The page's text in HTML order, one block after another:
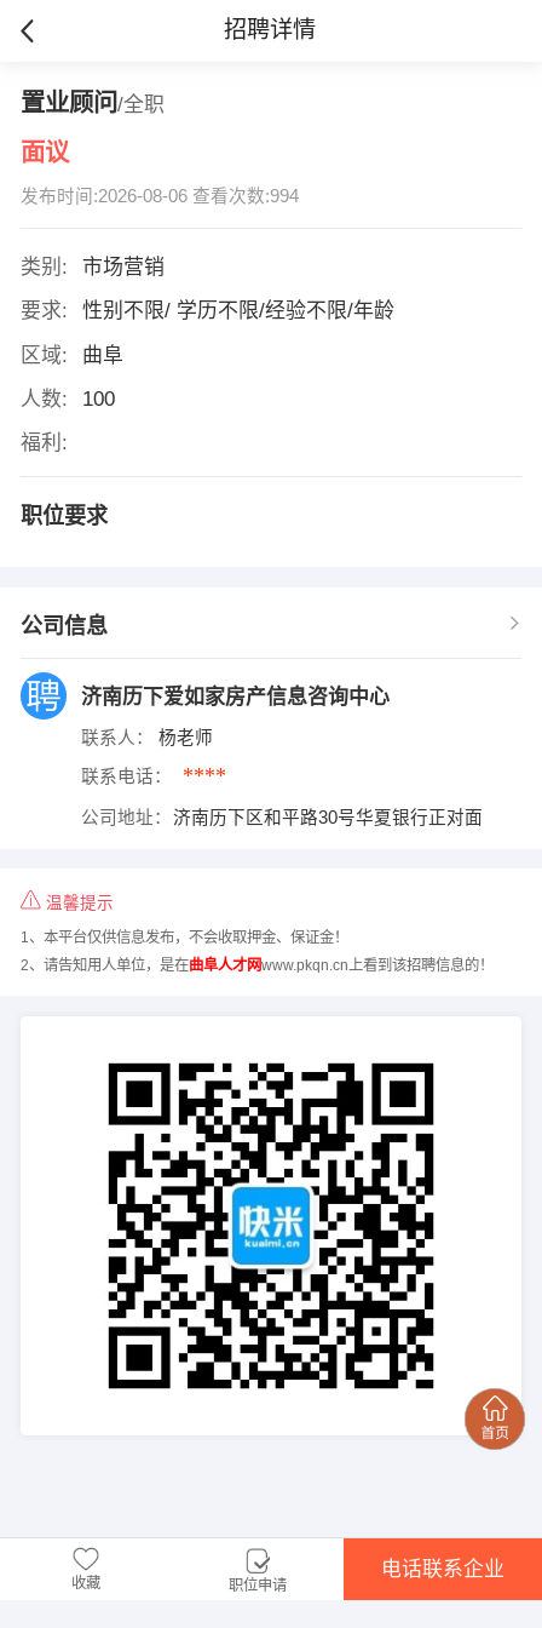
招聘详情
置业顾问/全职
面议
发布时间:2026-08-06 查看次数:994
类别:
市场营销
要求:
性别不限/ 学历不限/经验不限/年龄
区域:
曲阜
人数:
100
福利:
职位要求
公司信息
济南历下爱如家房产信息咨询中心
联系人： 杨老师
联系电话： ****
公司地址： 济南历下区和平路30号华夏银行正对面
温馨提示
1、本平台仅供信息发布，不会收取押金、保证金！
2、请告知用人单位，是在曲阜人才网www.pkqn.cn上看到该招聘信息的！
收藏 职位申请
电话联系企业